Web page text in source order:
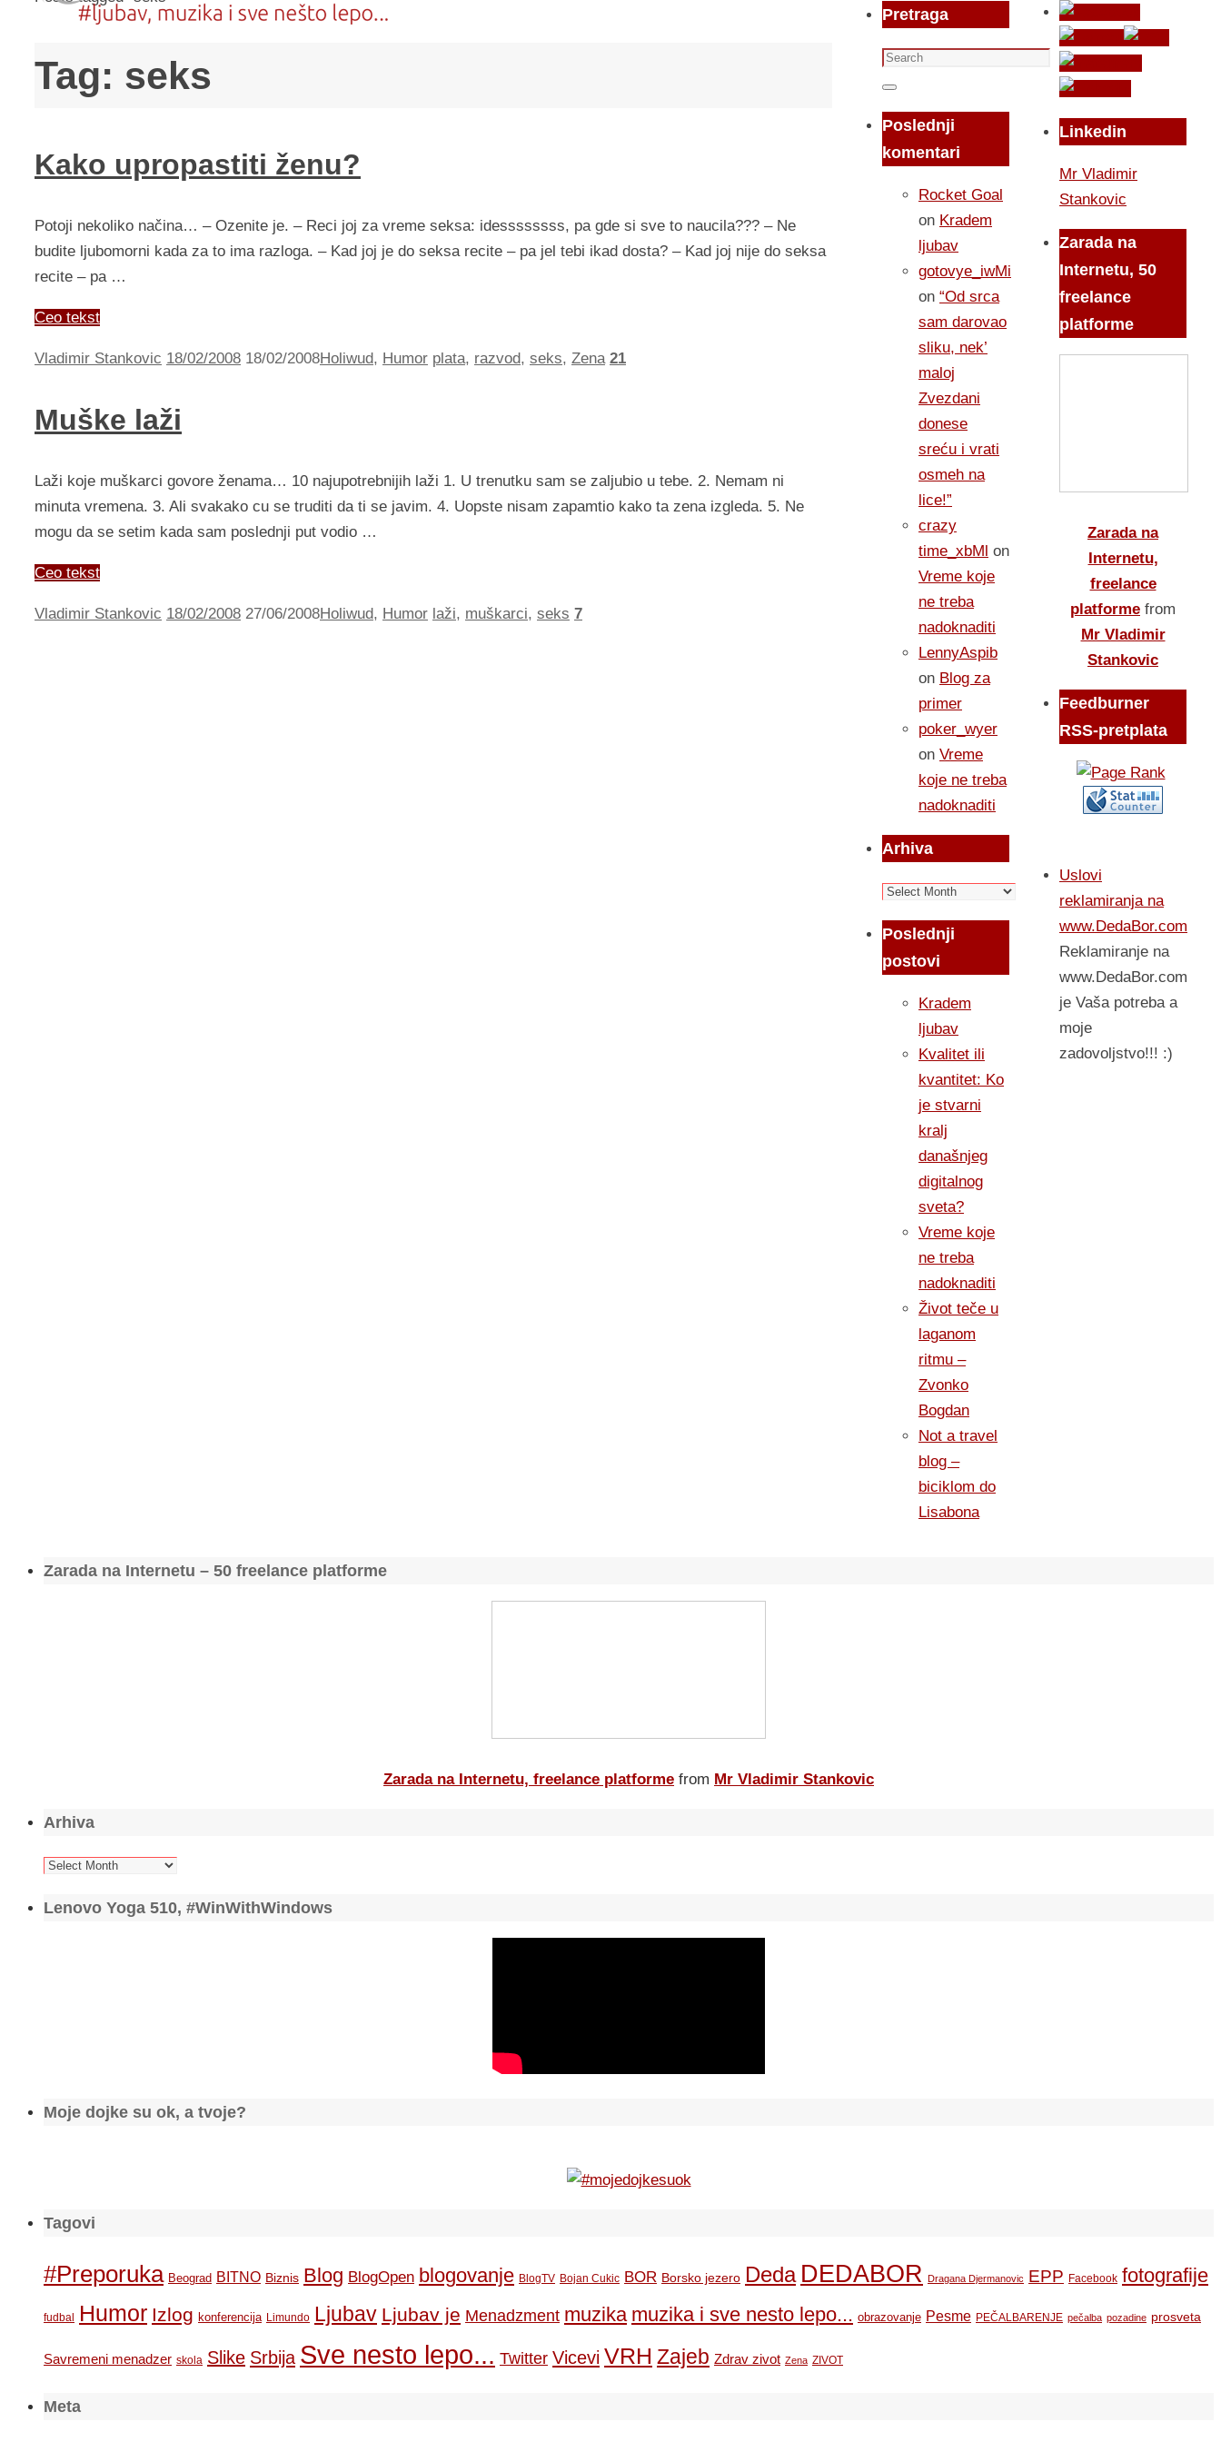
Tag: seks
Kako upropastiti ženu?
Potoji nekoliko načina… – Ozenite je. – Reci joj za vreme seksa: idessssssss, pa gde si sve to naucila??? – Ne
budite ljubomorni kada za to ima razloga. – Kad joj je do seksa recite – pa jel tebi ikad dosta? – Kad joj nije do seksa
recite – pa …
Ceo tekst
Vladimir Stankovic 18/02/2008 18/02/2008Holiwud, Humor plata, razvod, seks, Zena 21
Muške laži
Laži koje muškarci govore ženama… 10 najupotrebnijih laži 1. U trenutku sam se zaljubio u tebe. 2. Nemam ni
minuta vremena. 3. Ali svakako cu se truditi da ti se javim. 4. Uopste nisam zapamtio kako ta zena izgleda. 5. Ne
mogu da se setim kada sam poslednji put vodio …
Ceo tekst
Vladimir Stankovic 18/02/2008 27/06/2008Holiwud, Humor laži, muškarci, seks 7
Pretraga
Search
for:
Search
Poslednji
komentari
Rocket Goal
on Kradem
ljubav
gotovye_iwMi
on “Od srca
sam darovao
sliku, nek’
maloj
Zvezdani
donese
sreću i vrati
osmeh na
lice!”
crazy
time_xbMl on
Vreme koje
ne treba
nadoknaditi
LennyAspib
on Blog za
primer
poker_wyer
on Vreme
koje ne treba
nadoknaditi
Arhiva
Arhiva
Poslednji
postovi
Kradem
ljubav
Kvalitet ili
kvantitet: Ko
je stvarni
kralj
današnjeg
digitalnog
sveta?
Vreme koje
ne treba
nadoknaditi
Život teče u
laganom
ritmu –
Zvonko
Bogdan
Not a travel
blog –
biciklom do
Lisabona
Linkedin
Mr Vladimir
Stankovic
Zarada na
Internetu, 50
freelance
platforme
Zarada na
Internetu,
freelance
platforme from
Mr Vladimir
Stankovic
Feedburner
RSS-pretplata
Uslovi
reklamiranja na
www.DedaBor.com
Reklamiranje na
www.DedaBor.com
je Vaša potreba a
moje
zadovoljstvo!!! :)
Zarada na Internetu – 50 freelance platforme
Zarada na Internetu, freelance platforme from Mr Vladimir Stankovic
Arhiva
Arhiva
Lenovo Yoga 510, #WinWithWindows
Moje dojke su ok, a tvoje?
Tagovi
#Preporuka Beograd BITNO Biznis Blog BlogOpen blogovanje BlogTV Bojan Cukic BOR Borsko jezero Deda DEDABOR Dragana Djermanovic EPP Facebook fotografije
fudbal Humor Izlog konferencija Limundo Ljubav Ljubav je Menadzment muzika muzika i sve nesto lepo... obrazovanje Pesme PEČALBARENJE pečalba pozadine prosveta
Savremeni menadzer skola Slike Srbija Sve nesto lepo... Twitter Vicevi VRH Zajeb Zdrav zivot Zena ZIVOT
Meta